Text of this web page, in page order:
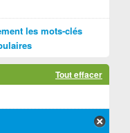
les mots-clés
Tout effacer